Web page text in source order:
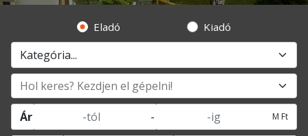
Eladó Kiadó
Ár - M Ft